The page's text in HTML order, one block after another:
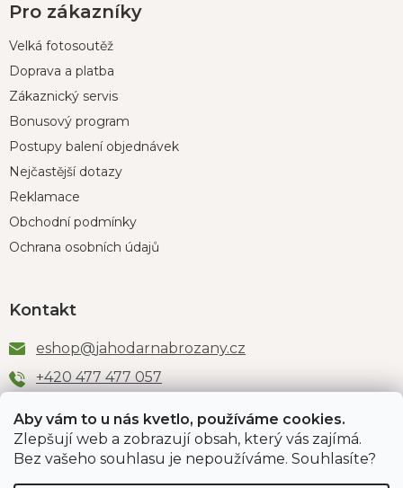
Aby vám to u nás kvetlo, používáme cookies.
Zlepšují web a zobrazují obsah, který vás zajímá.
Bez vašeho souhlasu je nepoužíváme. Souhlasíte?
Pro zákazníky
Velká fotosoutěž
Doprava a platba
Zákaznický servis
Bonusový program
Postupy balení objednávek
Nejčastější dotazy
Reklamace
Obchodní podmínky
Ochrana osobních údajů
Kontakt
eshop@jahodarnabrozany.cz
+420 477 477 057
Odběr newsletteru